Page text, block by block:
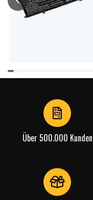
Item
1
Über 500.000 Kunden